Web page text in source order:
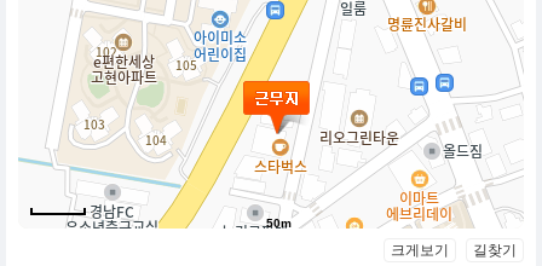
50m
크게보기 길찾기